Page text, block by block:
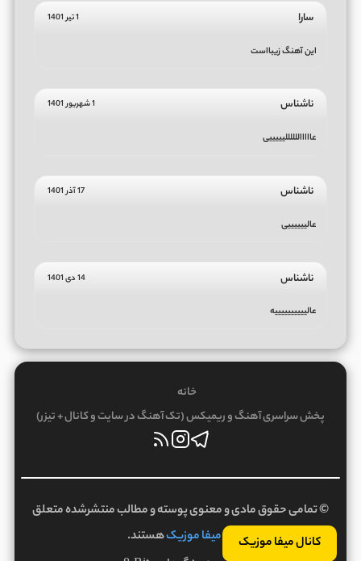
کانال میفا موزیک
سارا 1 تیر 1401
این آهنگ زیبااست
ناشناس 1 شهریور 1401
عاااااللللللیییییی
ناشناس 17 آذر 1401
عالییییییی
ناشناس 14 دی 1401
عالییییییییییه
خانه
پخش سراسری آهنگ و ریمیکس (تک آهنگ در سایت و کانال + تیزر)
© تمامی حقوق مادی و معنوی پوسته و مطالب منتشرشده متعلق
بهمیفا موزیکهستند.